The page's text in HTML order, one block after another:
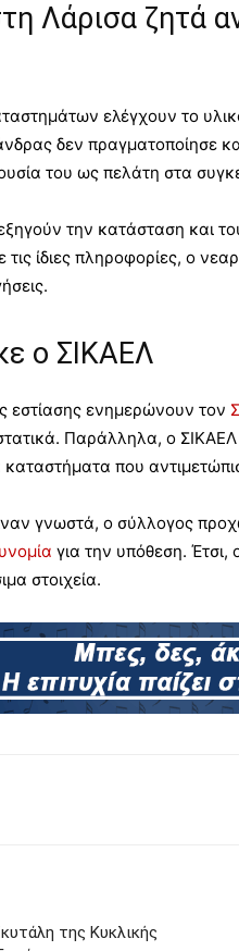
Λάρισα ζητά
ελέγχουν το
δεν πραγματοποίησε
του ως πελάτη στα
την κατάσταση και
ίδιες πληροφορίες, ο
ο ΣΙΚΑΕΛ
εστίασης ενημερώνουν τον
Παράλληλα, ο
που
γνωστά, ο σύλλογος
για την υπόθεση.
στοιχεία.
της Κυκλικής